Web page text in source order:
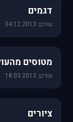
דגמים
עודכן: 04.12.2013
מטוסים
עודכן: 18.03.2013
ציורים